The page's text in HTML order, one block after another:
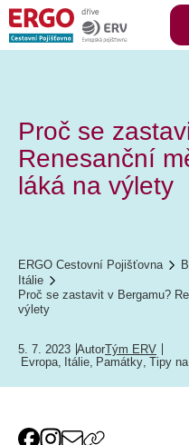
Proč se
Renesanční
láká na výlety
ERGO Cestovní Pojišťovna
Itálie
Proč se zastavit v Bergamu?
výlety
5. 7. 2023 AutorTým ERV
Evropa, Itálie, Památky, Tipy